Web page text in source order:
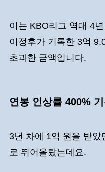
이는 KBO리그 역대 4
이정후가 기록한 3억
초과한 금액입니다.
연봉 인상률 400%
3년 차에 1억 원을 받
로 뛰어올랐는데요.